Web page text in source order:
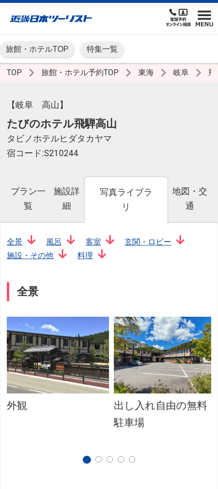
旅館・ホテルTOP 特集一覧
TOP 旅館・ホテル予約TOP 東海 岐阜
【岐阜 高山】
たびのホテル飛騨高山
タビノホテルヒダタカヤマ
宿コード:S210244
プラン一
覧
施設詳
細
写真ライブラ
リ
地図・交
通
全景 風呂 客室
玄関・ロビー
施設・その他
料理
全景
外観
出し入れ自由の無料
駐車場